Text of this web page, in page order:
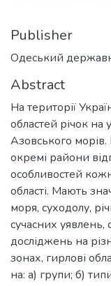
Publisher
Одеський
Abstract
На території
областей річок
Азовського морів.
окремі райони
особливостей
області. Мають
моря, суходолу,
сучасних
досліджень на
зонах, гирлові
на: а) групи; б)